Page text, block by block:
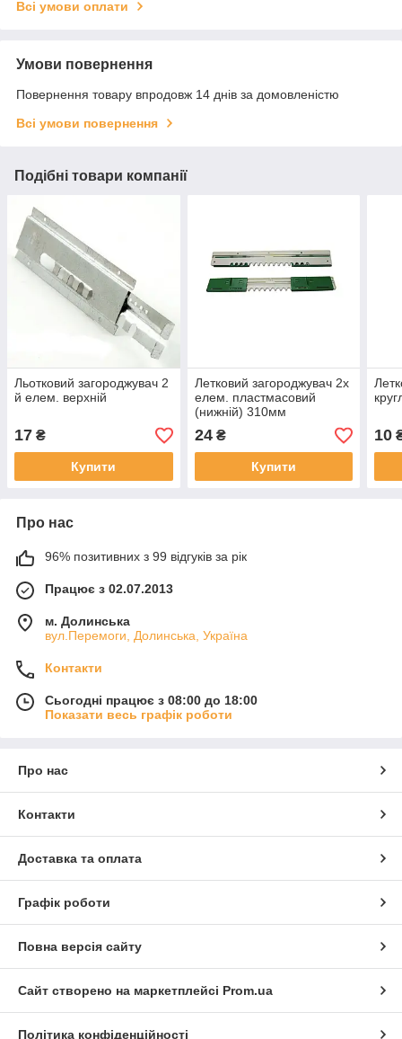
Всі умови оплати
Умови повернення
Повернення товару впродовж 14 днів за домовленістю
Всі умови повернення
Подібні товари компанії
Льотковий загороджувач 2
й елем. верхній
17 ₴
Купити
Летковий загороджувач 2х
елем. пластмасовий
(нижній) 310мм
24₴
Купити
10
Про нас
96% позитивних з 99 відгуків за рік
Працює з 02.07.2013
м. Долинська
вул.Перемоги, Долинська, Україна
Контакти
Сьогодні працює з 08:00 до 18:00
Показати весь графік роботи
Про нас
Контакти
Доставка та оплата
Графік роботи
Повна версія сайту
Сайт створено на маркетплейсі Prom.ua
Політика конфіденційності